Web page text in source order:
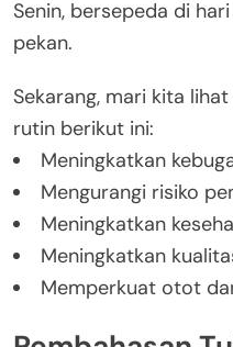
Senin, bersepeda di
pekan.
Sekarang, mari kita
rutin berikut ini:
Meningkatkan
Mengurangi risiko
Meningkatkan
Meningkatkan
Memperkuat otot